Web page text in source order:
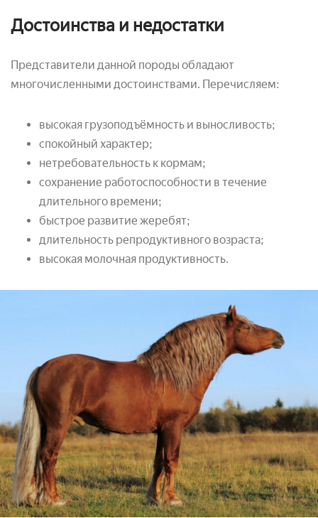
Достоинства и недостатки
Представители данной породы обладают
многочисленными достоинствами. Перечисляем:
высокая грузоподъёмность и выносливость;
спокойный характер;
нетребовательность к кормам;
сохранение работоспособности в течение
длительного времени;
быстрое развитие жеребят;
длительность репродуктивного возраста;
высокая молочная продуктивность.